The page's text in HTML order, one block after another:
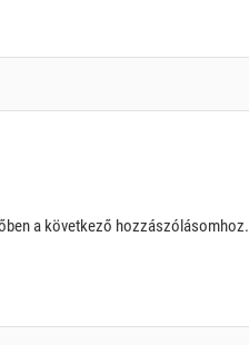
a következő hozzászólásomhoz.